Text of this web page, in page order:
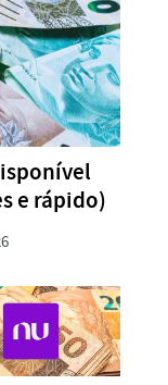
e rápido)